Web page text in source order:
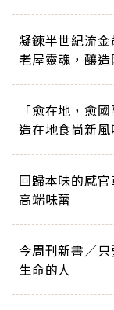
凝鍊半世紀流
老屋靈魂，釀
「愈在地，愈
造在地食尚新風
回歸本味的感
高端味蕾
今周刊新書／
生命的人